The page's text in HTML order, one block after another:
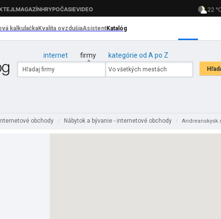
internet firmy kategórie od A po Z
Internetové obchody / Nábytok a bývanie - internetové obchody /